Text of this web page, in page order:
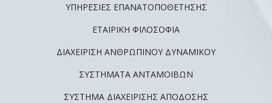
ΥΠΗΡΕΣΊΕΣ ΕΠΑΝΑΤΟΠΟΘΈΤΗΣΗΣ
ΕΤΑΙΡΙΚΉ ΦΙΛΟΣΟΦΊΑ
ΔΙΑΧΕΊΡΙΣΗ ΑΝΘΡΏΠΙΝΟΥ ΔΥΝΑΜΙΚΟΎ
ΣΥΣΤΉΜΑΤΑ ΑΝΤΑΜΟΙΒΏΝ
ΣΎΣΤΗΜΑ ΔΙΑΧΕΊΡΙΣΗΣ ΑΠΌΔΟΣΗΣ